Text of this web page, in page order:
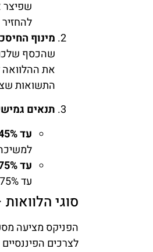
מינוף
שהכסף
את
התשואות
תנאים
עד 45% מהכספים הלא נזילים
למשיכה
עד 75% מהכספים הנזילים
עד 75% מהיתרה הנזילה.
סוגי
הפניקס מציעה
לצרכים